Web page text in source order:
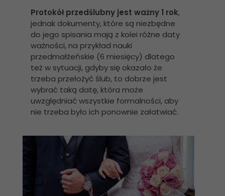
Protokół przedślubny jest ważny 1 rok,
jednak dokumenty, które są niezbędne
do jego spisania mają z kolei różne daty
ważności, na przykład nauki
przedmałżeńskie (6 miesięcy) dlatego
też w sytuacji, gdyby się okazało że
trzeba przełożyć ślub, to dobrze jest
wybrać taką datę, która może
uwzględniać wszystkie formalności, aby
nie trzeba było ich ponownie załatwiać.